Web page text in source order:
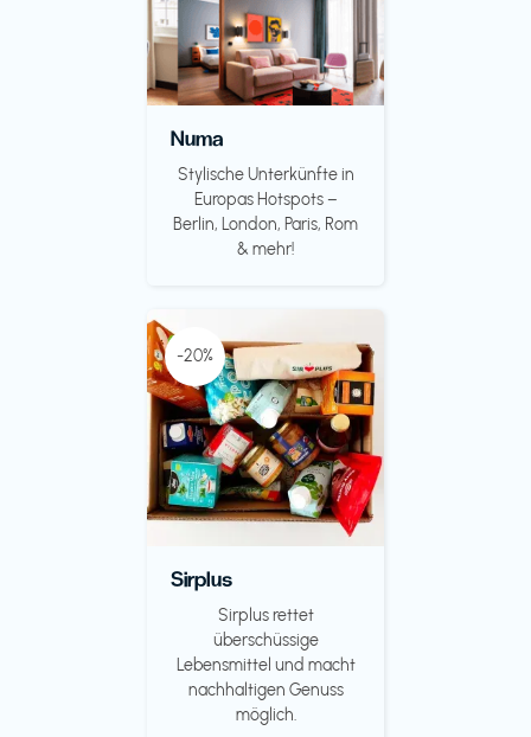
Numa
Stylische Unterkünfte in
Europas Hotspots –
Berlin, London, Paris, Rom
& mehr!
-20%
Sirplus
Sirplus rettet
überschüssige
Lebensmittel und macht
nachhaltigen Genuss
möglich.